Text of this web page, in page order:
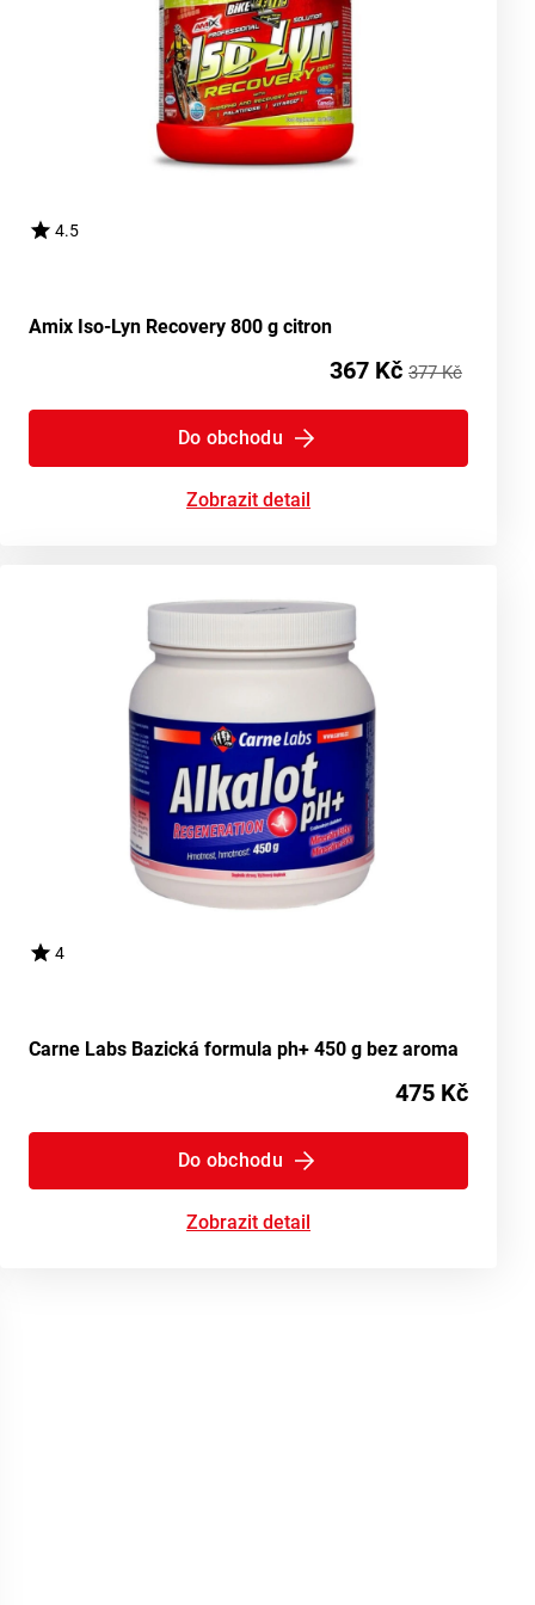
4.5
Amix Iso-Lyn Recovery 800 g citron
367 Kč 377 Kč
Do obchodu
Zobrazit detail
4
Carne Labs Bazická formula ph+ 450 g bez aroma
475 Kč
Do obchodu
Zobrazit detail